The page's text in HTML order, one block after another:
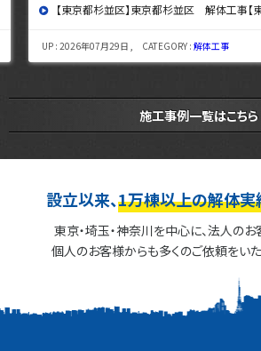
【東京都杉並区】東京都杉並区 解体工事【東京・埼玉・神奈川
UP : 2026年07月29日 , CATEGORY :解体工事
施工事例一覧はこちら
設立以来、1万棟以上の解体実
東京・埼玉・神奈川を中心に、法人のお
個人のお客様からも多くのご依頼をいた